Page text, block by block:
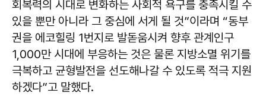
회복력의 시대로 변화하는 사회적 욕구를 충족시킬 수
있을 뿐만 아니라 그 중심에 서게 될 것”이라며 “동부
권을 에코힐링 1번지로 발돋움시켜 향후 관계인구
1,000만 시대에 부응하는 것은 물론 지방소멸 위기를
극복하고 균형발전을 선도해나갈 수 있도록 적극 지원
하겠다”고 말했다.